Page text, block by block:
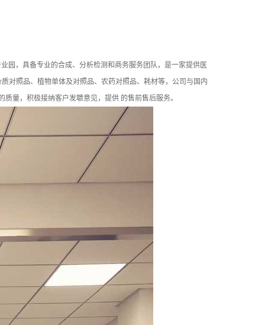
园，具备专业的合成、分析检测和商务服务团队，是一家提供医
对照品、植物单体及对照品、农药对照品、耗材等，公司与国内
量，积极接纳客户发聩意见，提供 的售前售后服务。